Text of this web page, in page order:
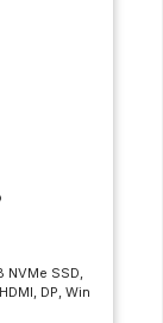
NVMe SSD,
DP, Win